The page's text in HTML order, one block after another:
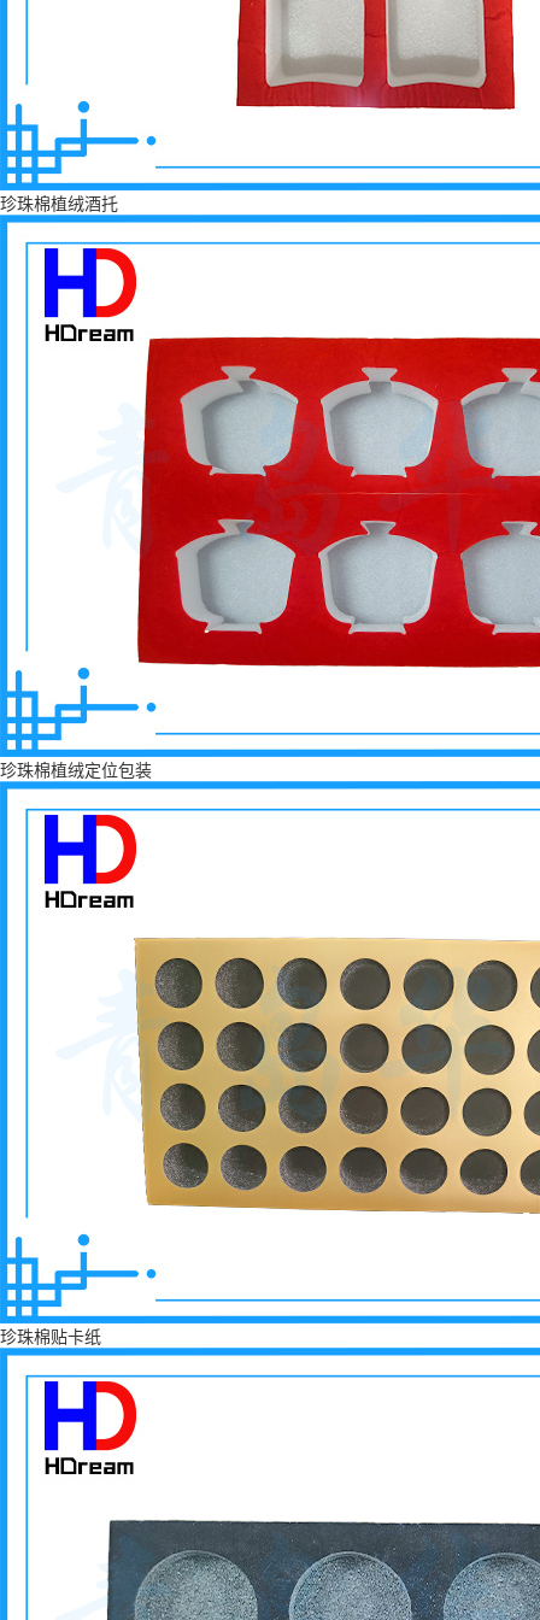
珍珠棉植绒酒托
珍珠棉植绒定位包装
珍珠棉贴卡纸